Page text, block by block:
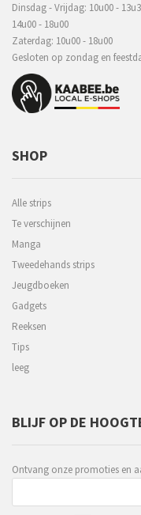
Dinsdag - Vrijdag: 10u00 -
14u00 - 18u00
Zaterdag: 10u00 - 18u00
Gesloten op zondag en
SHOP
Alle strips
Te verschijnen
Manga
Tweedehands strips
Jeugdboeken
Gadgets
Reeksen
Tips
leeg
BLIJF OP DE
Ontvang onze promoties en